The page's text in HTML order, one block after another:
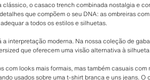
o casaco trench combinada nostalgia e
que compõem o seu DNA: as ombreiras
a todos os estilos e silhuetas.
interpretação moderna. Na nossa coleção de
que oferecem uma visão alternativa à
com looks mais formais, mas também casuais
usados ​​sobre uma t-shirt branca e uns jeans.